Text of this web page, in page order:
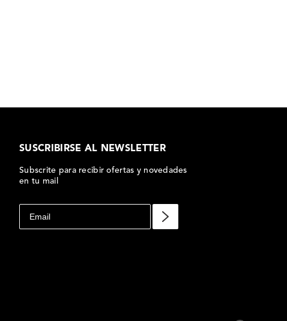
SUSCRIBIRSE AL NEWSLETTER
Subscrite para recibir ofertas y novedades
en tu mail